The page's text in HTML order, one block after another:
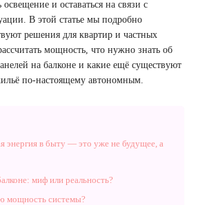
и оставаться на связи с
В этой статье мы подробно
решения для квартир и частных
мощность, что нужно знать об
на балконе и какие ещё существуют
по-настоящему автономным.
энергия в быту — это уже не будущее, а
миф или реальность?
мощность системы?